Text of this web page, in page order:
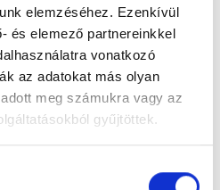
elemzéséhez. Ezenkívül
és elemező partnereinkkel
vonatkozó
az adatokat más olyan
meg számukra vagy az
gyűjtöttek.
info/foglaljorvost-